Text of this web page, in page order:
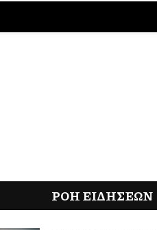
τις παραγωγικές δυνάμεις της
ΡΟΗ ΕΙΔΉΣΕΩΝ